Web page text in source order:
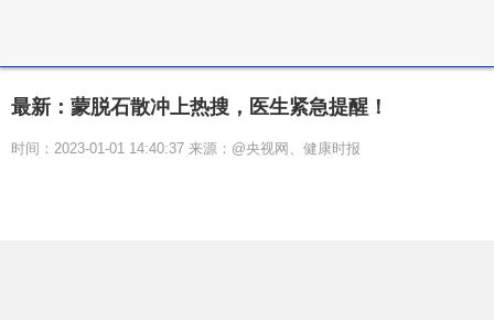
最新：蒙脱石散冲上热搜，医生紧急提醒！
时间：2023-01-01 14:40:37 来源：@央视网、健康时报